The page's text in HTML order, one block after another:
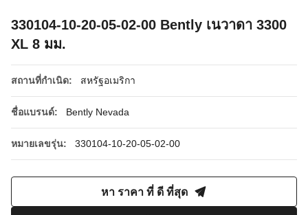
330104-10-20-05-02-00 Bently เนวาดา 3300
XL 8 มม.
สถานที่กำเนิด: สหรัฐอเมริกา
ชื่อแบรนด์: Bently Nevada
หมายเลขรุ่น: 330104-10-20-05-02-00
หา ราคา ที่ ดี ที่สุด